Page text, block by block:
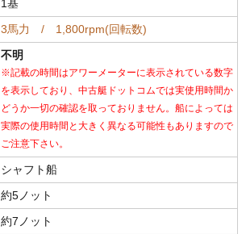
1基
3馬力 / 1,800rpm(回転数)
不明
※記載の時間はアワーメーターに表示されている数字
を表示しており、中古艇ドットコムでは実使用時間か
どうか一切の確認を取っておりません。船によっては
実際の使用時間と大きく異なる可能性もありますので
ご注意下さい。
シャフト船
約5ノット
約7ノット